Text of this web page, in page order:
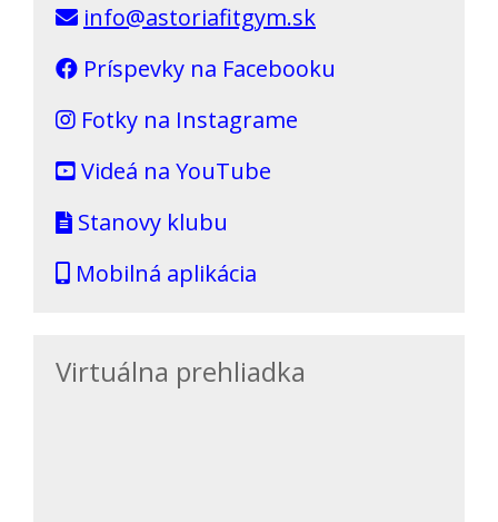
info@astoriafitgym.sk
Príspevky na Facebooku
Fotky na Instagrame
Videá na YouTube
Stanovy klubu
Mobilná aplikácia
Virtuálna prehliadka